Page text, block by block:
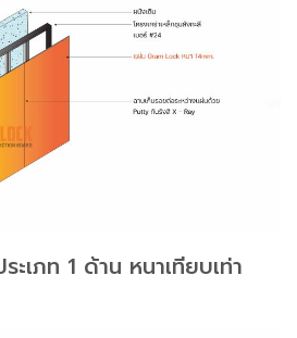
เภท 1 ด้าน หนาเทียบเท่า